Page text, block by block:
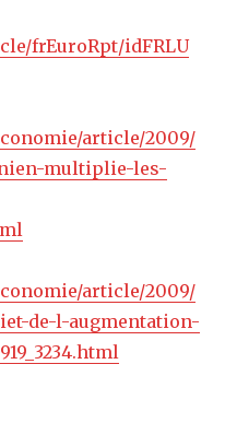
frEuroRpt/idFRLU
article/2009/
multiplie-les-
article/2009/
de-l-augmentation-